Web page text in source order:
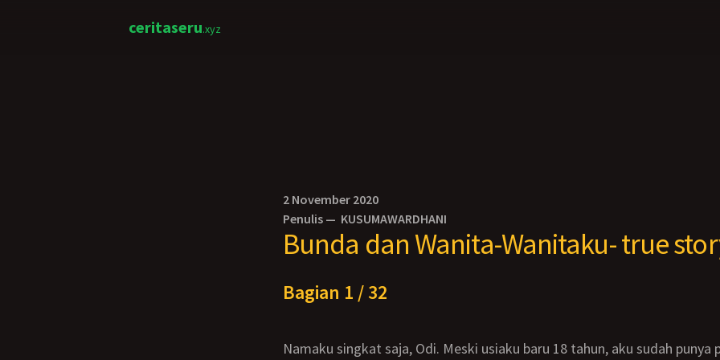
ceritaseru.xyz
2 November 2020
Penulis — KUSUMAWARDHANI
Bunda dan Wanita-Wanitaku- true
Bagian 1 / 32
Namaku singkat saja, Odi. Meski usiaku baru 18 tahun, aku sudah punya pekerjaan